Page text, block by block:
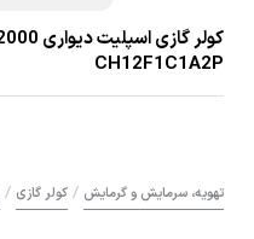
CH12F1C1A2P
تهویه، سرمایش و گرمایش / کولر گازی /